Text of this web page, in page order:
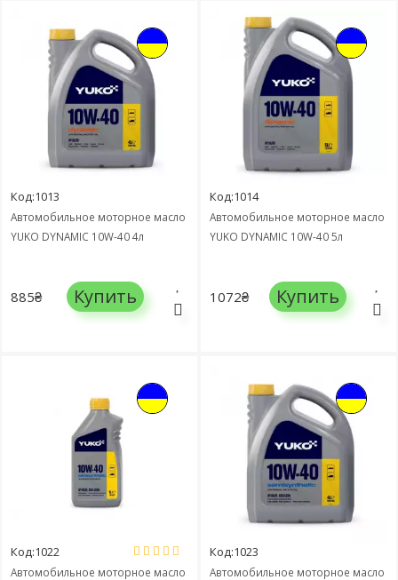
Код:1013
Автомобильное моторное масло
YUKO DYNAMIC 10W-40 4л
885₴ Купить
Код:1014
Автомобильное моторное масло
YUKO DYNAMIC 10W-40 5л
1072₴ Купить
Код:1022
Автомобильное моторное масло
Код:1023
Автомобильное моторное масло